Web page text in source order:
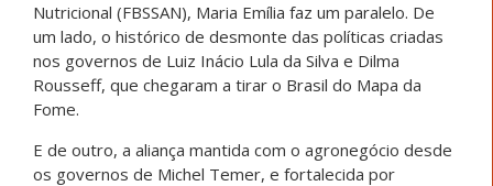
Nutricional (FBSSAN), Maria Emília faz um paralelo. De
um lado, o histórico de desmonte das políticas criadas
nos governos de Luiz Inácio Lula da Silva e Dilma
Rousseff, que chegaram a tirar o Brasil do Mapa da
Fome.
E de outro, a aliança mantida com o agronegócio desde
os governos de Michel Temer, e fortalecida por